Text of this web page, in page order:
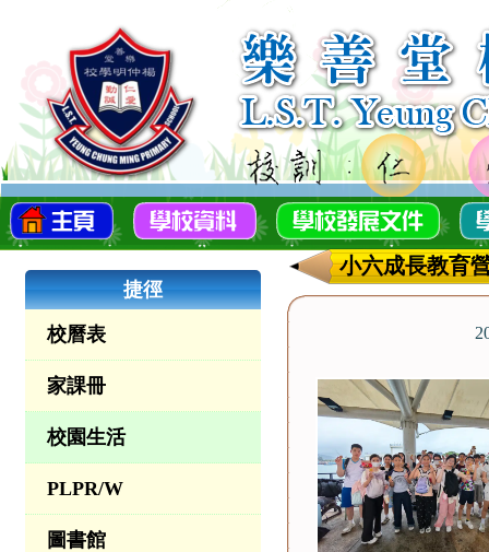
捷徑
校曆表
家課冊
校園生活
PLPR/W
圖書館
小六成長教育